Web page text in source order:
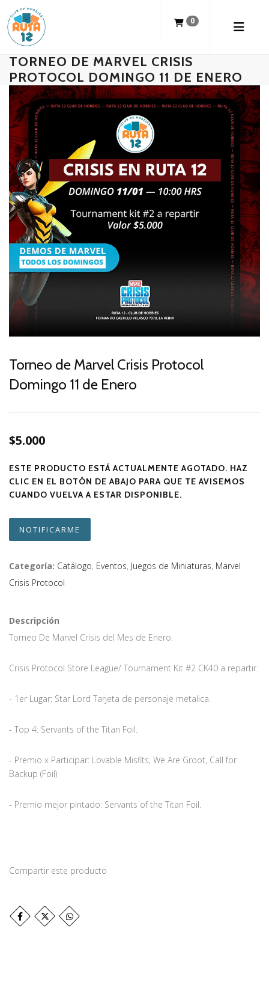
0
TORNEO DE MARVEL CRISIS
PROTOCOL DOMINGO 11 DE ENERO
Torneo de Marvel Crisis Protocol
Domingo 11 de Enero
$5.000
ESTE PRODUCTO ESTÁ ACTUALMENTE AGOTADO. HAZ
CLIC EN EL BOTÓN DE ABAJO PARA QUE TE AVISEMOS
CUANDO VUELVA A ESTAR DISPONIBLE.
NOTIFICARME
Categoría: Catálogo, Eventos, Juegos de Miniaturas, Marvel
Crisis Protocol
Descripción
Torneo De Marvel Crisis del Mes de Enero.
Crisis Protocol Store League/ Tournament Kit #2 CK40 a repartir.
- 1er Lugar: Star Lord Tarjeta de personaje metalica.
- Top 4: Servants of the Titan Foil.
- Premio x Participar: Lovable Misfits, We Are Groot, Call for
Backup (Foil)
- Premio mejor pintado: Servants of the Titan Foil.
Compartir este producto